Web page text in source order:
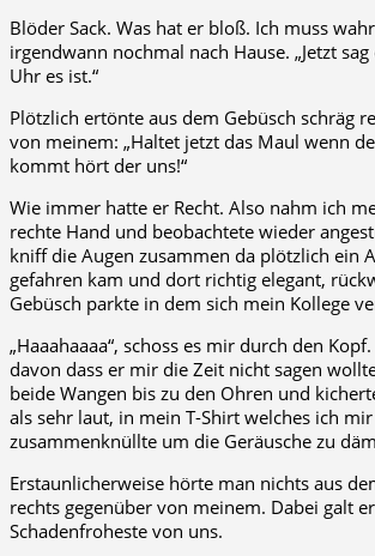
Blöder Sack. Was hat er bloß. Ich muss
irgendwann nochmal nach Hause. „Jetzt
Uhr es ist.“
Plötzlich ertönte aus dem Gebüsch schräg
von meinem: „Haltet jetzt das Maul wenn
kommt hört der uns!“
Wie immer hatte er Recht. Also nahm ich
rechte Hand und beobachtete wieder
kniff die Augen zusammen da plötzlich ein
gefahren kam und dort richtig elegant,
Gebüsch parkte in dem sich mein Kollege
„Haaahaaaa“, schoss es mir durch den
davon dass er mir die Zeit nicht sagen
beide Wangen bis zu den Ohren und
als sehr laut, in mein T-Shirt welches ich
zusammenknüllte um die Geräusche zu
Erstaunlicherweise hörte man nichts aus
rechts gegenüber von meinem. Dabei galt
Schadenfroheste von uns.